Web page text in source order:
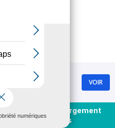
Achat et rechargement
forfaits
VOIR